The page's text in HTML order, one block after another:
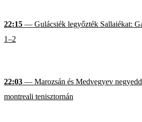
22:15 — Gulácsiék legyőzték Sallaiékat:
1–2
22:03 — Marozsán és Medvegyev
montreali tenisztornán